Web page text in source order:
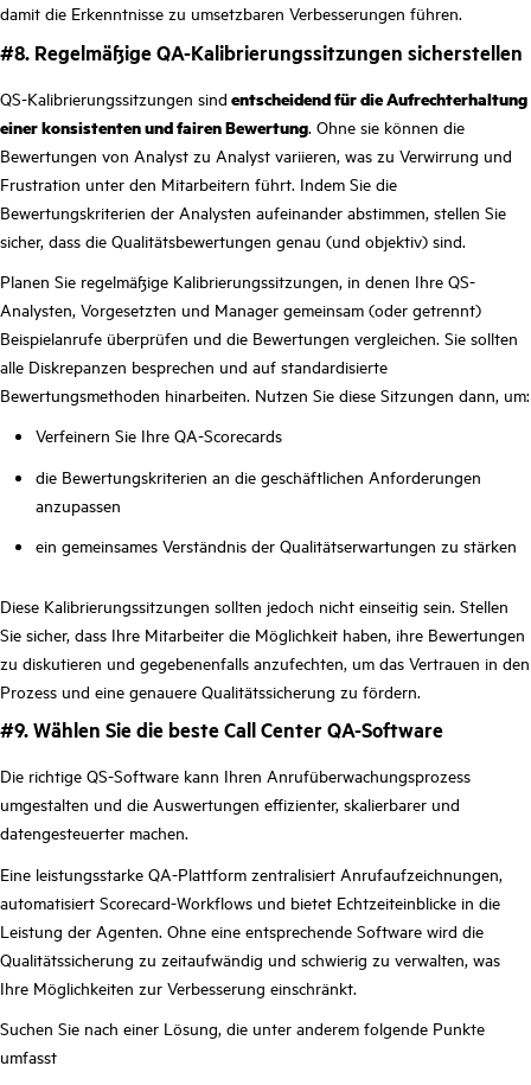
damit die Erkenntnisse zu umsetzbaren Verbesserungen führen.
#8. Regelmäßige QA-Kalibrierungssitzungen sicherstellen
QS-Kalibrierungssitzungen sind entscheidend für die Aufrechterhaltung
einer konsistenten und fairen Bewertung. Ohne sie können die
Bewertungen von Analyst zu Analyst variieren, was zu Verwirrung und
Frustration unter den Mitarbeitern führt. Indem Sie die
Bewertungskriterien der Analysten aufeinander abstimmen, stellen Sie
sicher, dass die Qualitätsbewertungen genau (und objektiv) sind.
Planen Sie regelmäßige Kalibrierungssitzungen, in denen Ihre QS-
Analysten, Vorgesetzten und Manager gemeinsam (oder getrennt)
Beispielanrufe überprüfen und die Bewertungen vergleichen. Sie sollten
alle Diskrepanzen besprechen und auf standardisierte
Bewertungsmethoden hinarbeiten. Nutzen Sie diese Sitzungen dann, um:
Verfeinern Sie Ihre QA-Scorecards
die Bewertungskriterien an die geschäftlichen Anforderungen
anzupassen
ein gemeinsames Verständnis der Qualitätserwartungen zu stärken
Diese Kalibrierungssitzungen sollten jedoch nicht einseitig sein. Stellen
Sie sicher, dass Ihre Mitarbeiter die Möglichkeit haben, ihre Bewertungen
zu diskutieren und gegebenenfalls anzufechten, um das Vertrauen in den
Prozess und eine genauere Qualitätssicherung zu fördern.
#9. Wählen Sie die beste Call Center QA-Software
Die richtige QS-Software kann Ihren Anrufüberwachungsprozess
umgestalten und die Auswertungen effizienter, skalierbarer und
datengesteuerter machen.
Eine leistungsstarke QA-Plattform zentralisiert Anrufaufzeichnungen,
automatisiert Scorecard-Workflows und bietet Echtzeiteinblicke in die
Leistung der Agenten. Ohne eine entsprechende Software wird die
Qualitätssicherung zu zeitaufwändig und schwierig zu verwalten, was
Ihre Möglichkeiten zur Verbesserung einschränkt.
Suchen Sie nach einer Lösung, die unter anderem folgende Punkte
umfasst